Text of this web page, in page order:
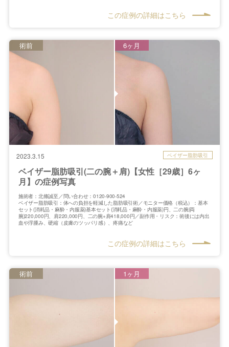
この症例の詳細はこちら
2023.3.15 ベイザー脂肪吸引
ベイザー脂肪吸引(二の腕＋肩)【女性［29歳］6ヶ
月】の症例写真
術前 6ヶ月
施術者：北條誠至／問い合わせ：0120-900-524
ベイザー脂肪吸引：体への負担を軽減した脂肪吸引術／モニター価格（税込）：基本
セット(消耗品・麻酔・内服薬)基本セット(消耗品・麻酔・内服薬)円、二の腕(両
腕)220,000円、肩220,000円、二の腕+肩418,000円／副作用・リスク：術後には内出
血や浮腫み、硬縮（皮膚のツッパリ感）、疼痛など
この症例の詳細はこちら
術前 1ヶ月